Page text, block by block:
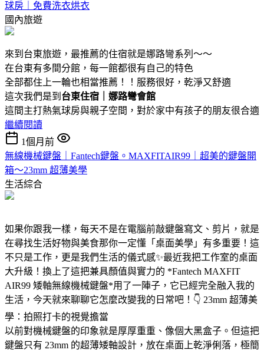
球房｜免費洗衣烘衣
國內旅遊
來到台東旅遊，最推薦的住宿就是娜路彎系列～～
在台東有多間分館，每一館都很有自己的特色
全部都住上一輪也相當推薦！！服務很好，乾淨又舒適
這次我們是到 台東住宿｜娜路彎會館
這間主打熱氣球房與親子空間，對於家中有孩子的朋友很合適
繼續閱讀
1個月前
無線機械鍵盤｜Fantech鍵盤。MAXFITAIR99｜超美的鍵盤開
箱～23mm 超薄美學
生活綜合
如果你跟我一樣，每天不是在電腦前敲鍵盤寫文、剪片，就是
在尋找生活好物與美食那你一定懂「桌面美學」有多重要！這
不只是工作，更是我們生活的儀式感✨最近我把工作室的桌面
大升級！換上了這把兼具顏值與實力的 *Fantech MAXFIT
AIR99 矮軸無線機械鍵盤*用了一陣子，它已經完全融入我的
生活，今天就來聊聊它怎麼改變我的日常吧！👇 23mm 超薄美
學：拍照打卡的視覺擔當
以前對機械鍵盤的印象就是厚厚重重、像個大黑盒子。但這把
鍵盤只有 23mm 的超薄矮軸設計，放在桌面上乾淨俐落，極簡